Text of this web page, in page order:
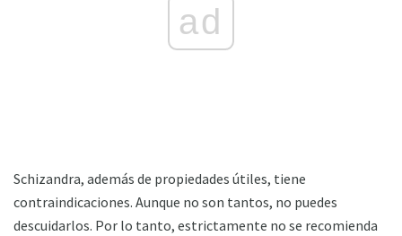
ad
Schizandra, además de propiedades útiles, tiene
contraindicaciones. Aunque no son tantos, no puedes
descuidarlos. Por lo tanto, estrictamente no se recomienda